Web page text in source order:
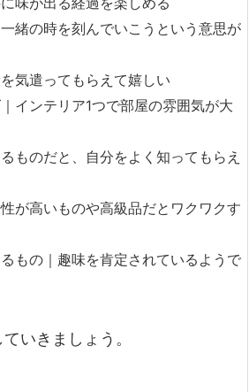
味が出る経過を楽しめる
緒の時を刻んでいこうという意思が
気遣ってもらえて嬉しい
インテリア1つで部屋の雰囲気が大
ものだと、自分をよく知ってもらえ
が高いものや高級品だとワクワクす
もの｜趣味を肯定されているようで
いきましょう。